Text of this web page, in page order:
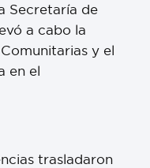
Secretaría de
a cabo la
y el
en el
trasladaron